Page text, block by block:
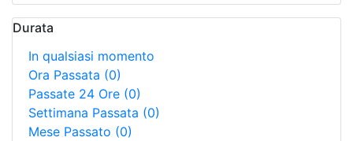
Durata
In qualsiasi momento
Ora Passata (0)
Passate 24 Ore (0)
Settimana Passata (0)
Mese Passato (0)